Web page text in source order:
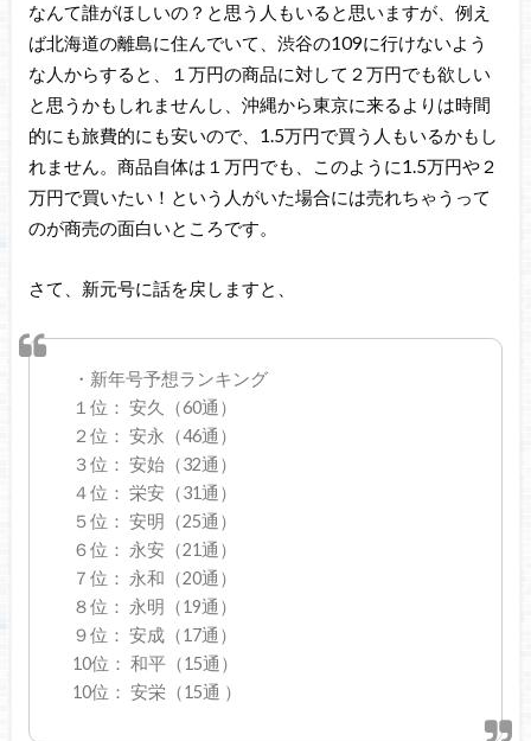
なんて誰がほしいの？と思う人もいると思いますが、例え
ば北海道の離島に住んでいて、渋谷の109に行けないよう
な人からすると、１万円の商品に対して２万円でも欲しい
と思うかもしれませんし、沖縄から東京に来るよりは時間
的にも旅費的にも安いので、1.5万円で買う人もいるかもし
れません。商品自体は１万円でも、このように1.5万円や２
万円で買いたい！という人がいた場合には売れちゃうって
のが商売の面白いところです。
さて、新元号に話を戻しますと、
・新年号予想ランキング
１位： 安久（60通）
２位： 安永（46通）
３位： 安始（32通）
４位： 栄安（31通）
５位： 安明（25通）
６位： 永安（21通）
７位： 永和（20通）
８位： 永明（19通）
９位： 安成（17通）
10位： 和平（15通）
10位： 安栄（15通 ）